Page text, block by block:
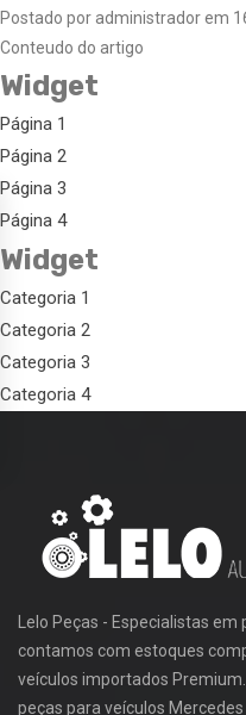
Postado por administrador em
Conteudo do artigo
Widget
Página 1
Página 2
Página 3
Página 4
Widget
Categoria 1
Categoria 2
Categoria 3
Categoria 4
Lelo Peças - Especialistas
contamos com estoques
veículos importados
peças para veículos Mercedes